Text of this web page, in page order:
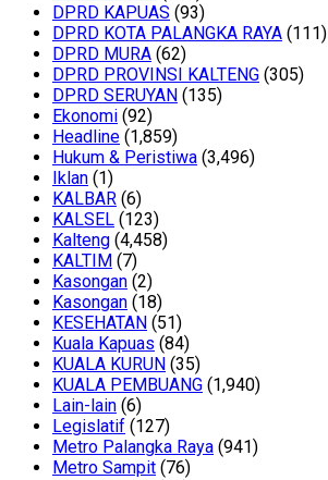
DPRD KAPUAS (93)
DPRD KOTA PALANGKA RAYA (111)
DPRD MURA (62)
DPRD PROVINSI KALTENG (305)
DPRD SERUYAN (135)
Ekonomi (92)
Headline (1,859)
Hukum & Peristiwa (3,496)
Iklan (1)
KALBAR (6)
KALSEL (123)
Kalteng (4,458)
KALTIM (7)
Kasongan (2)
Kasongan (18)
KESEHATAN (51)
Kuala Kapuas (84)
KUALA KURUN (35)
KUALA PEMBUANG (1,940)
Lain-lain (6)
Legislatif (127)
Metro Palangka Raya (941)
Metro Sampit (76)